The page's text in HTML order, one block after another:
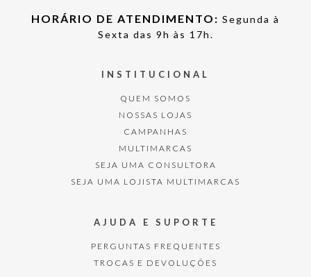
HORÁRIO DE ATENDIMENTO: Segunda à
Sexta das 9h às 17h.
INSTITUCIONAL
QUEM SOMOS
NOSSAS LOJAS
CAMPANHAS
MULTIMARCAS
SEJA UMA CONSULTORA
SEJA UMA LOJISTA MULTIMARCAS
AJUDA E SUPORTE
PERGUNTAS FREQUENTES
TROCAS E DEVOLUÇÕES